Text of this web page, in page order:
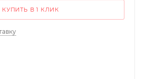
КУПИТЬ В 1 КЛИК